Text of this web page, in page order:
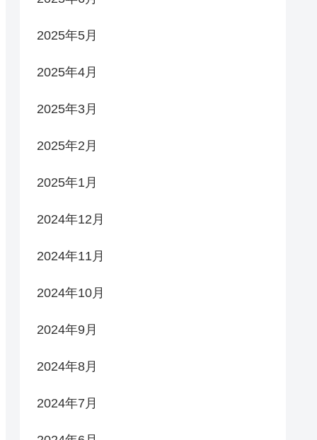
2025年5月
2025年4月
2025年3月
2025年2月
2025年1月
2024年12月
2024年11月
2024年10月
2024年9月
2024年8月
2024年7月